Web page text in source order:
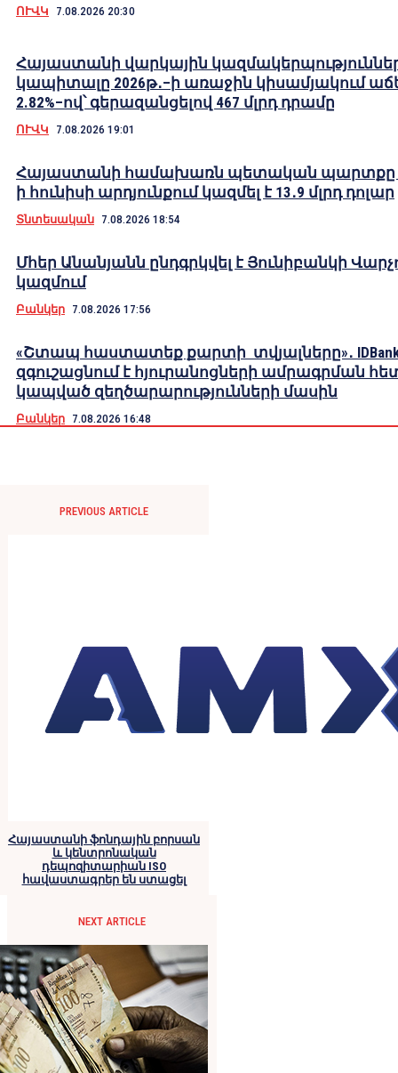
ՈՒՎԿ 7.08.2026 20:30
Հայաստանի վարկային
կապիտալը 2026թ․–ի առաջին կիսամյակում
2.82%–ով՝ գերազանցելով 467 մլրդ դրամը
ՈՒՎԿ 7.08.2026 19:01
Հայաստանի համախառն պետական պարտքը
ի հունիսի արդյունքում կազմել է 13․9 մլրդ դոլար
Տնտեսական 7.08.2026 18:54
Մհեր Անանյանն ընդգրկվել է Յունիբանկի
կազմում
Բանկեր 7.08.2026 17:56
«Շտապ հաստատեք քարտի տվյալները»․
զգուշացնում է հյուրանոցների ամրագրման
կապված զեղծարարությունների մասին
Բանկեր 7.08.2026 16:48
PREVIOUS ARTICLE
Հայաստանի ֆոնդային բորսան
և կենտրոնական
դեպոզիտարիան ISO
հավաստագրեր են ստացել
NEXT ARTICLE